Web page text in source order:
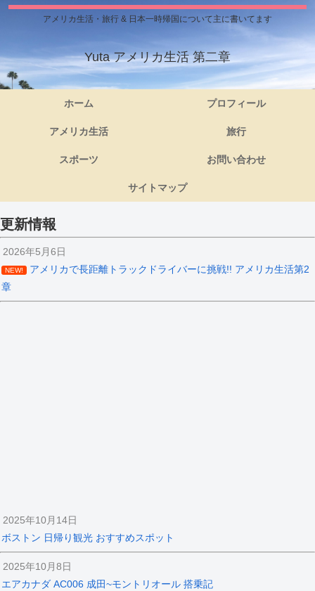
アメリカ生活・旅行 & 日本一時帰国について主に書いてます
Yuta アメリカ生活 第二章
ホーム プロフィール
アメリカ生活 旅行
スポーツ お問い合わせ
サイトマップ
更新情報
2026年5月6日
NEW!
アメリカで長距離トラックドライバーに挑戦!! アメリカ生活第2
章
2025年10月14日
ボストン 日帰り観光 おすすめスポット
2025年10月8日
エアカナダ AC006 成田~モントリオール 搭乗記